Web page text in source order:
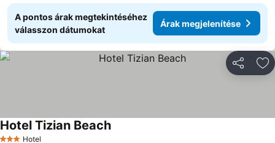
A pontos árak megtekintéséhez
válasszon dátumokat
Árak megjelenítése
Hotel
Hotel Tizian BeachÁrak megjelenítése